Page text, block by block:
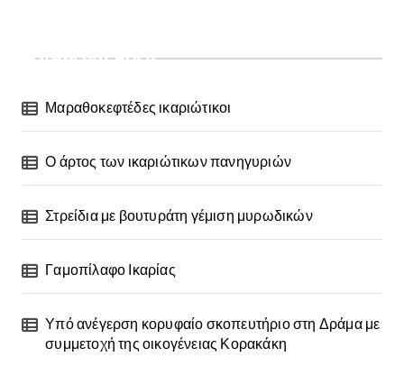
Recent Posts
Μαραθοκεφτέδες ικαριώτικοι
Ο άρτος των ικαριώτικων πανηγυριών
Στρείδια με βουτυράτη γέμιση μυρωδικών
Γαμοπίλαφο Ικαρίας
Υπό ανέγερση κορυφαίο σκοπευτήριο στη Δράμα με
συμμετοχή της οικογένειας Κορακάκη